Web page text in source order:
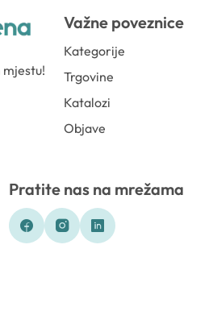
mjestu!
Važne poveznice
Kategorije
Trgovine
Katalozi
Objave
Pratite nas na mrežama